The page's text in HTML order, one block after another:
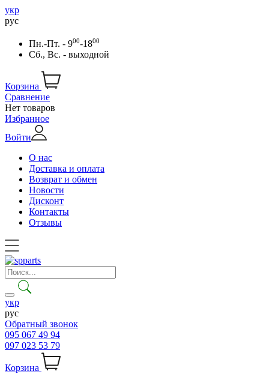
укр
рус
Пн.-Пт. - 900-1800
Сб., Вс. - выходной
Корзина
Сравнение
Нет товаров
Избранное
Войти
О нас
Доставка и оплата
Возврат и обмен
Новости
Дисконт
Контакты
Отзывы
укр
рус
Обратный звонок
095 067 49 94
097 023 53 79
Корзина